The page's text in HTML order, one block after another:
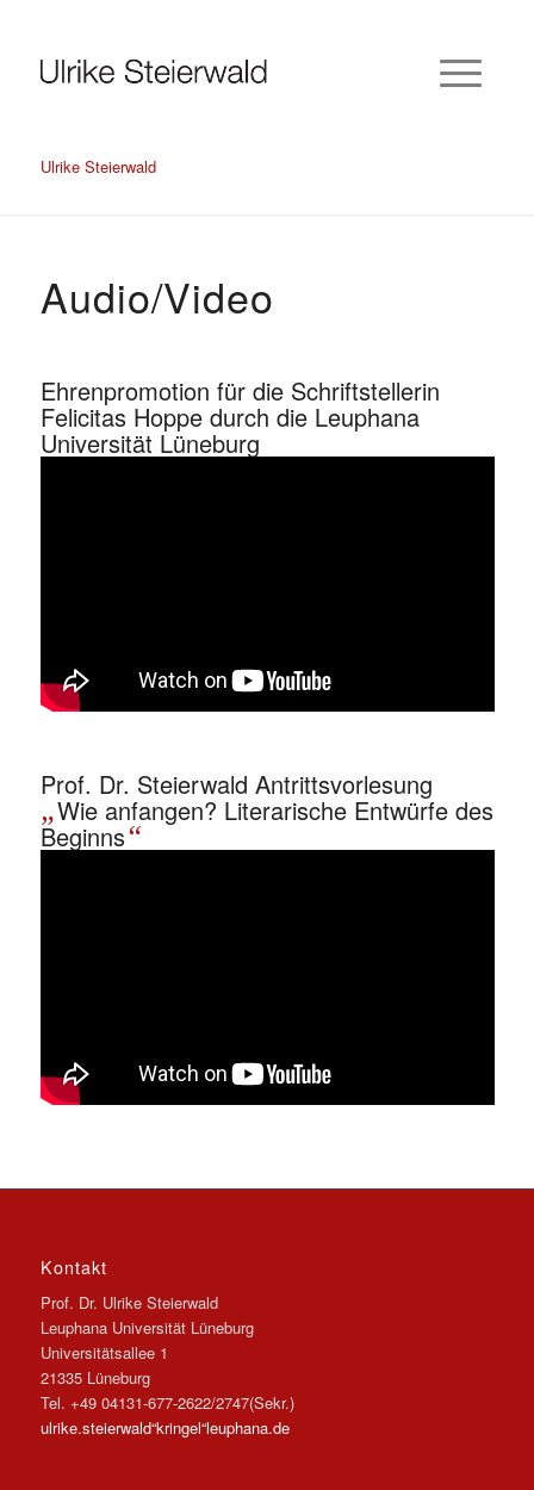
Ulrike Steierwald
Audio/Video
Ehrenpromotion für die Schriftstellerin
Felicitas Hoppe durch die Leuphana
Universität Lüneburg
Prof. Dr. Steierwald Antrittsvorlesung
„Wie anfangen? Literarische Entwürfe des
Beginns“
Kontakt
Prof. Dr. Ulrike Steierwald
Leuphana Universität Lüneburg
Universitätsallee 1
21335 Lüneburg
Tel. +49 04131-677-2622/2747(Sekr.)
ulrike.steierwald“kringel“leuphana.de